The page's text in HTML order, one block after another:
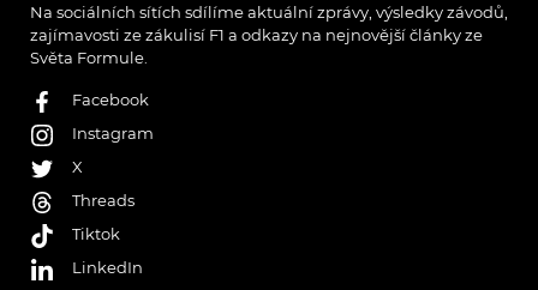
Na sociálních sítích sdílíme aktuální zprávy, výsledky závodů,
zajímavosti ze zákulisí F1 a odkazy na nejnovější články ze
Světa Formule.
Facebook
Instagram
X
Threads
Tiktok
LinkedIn